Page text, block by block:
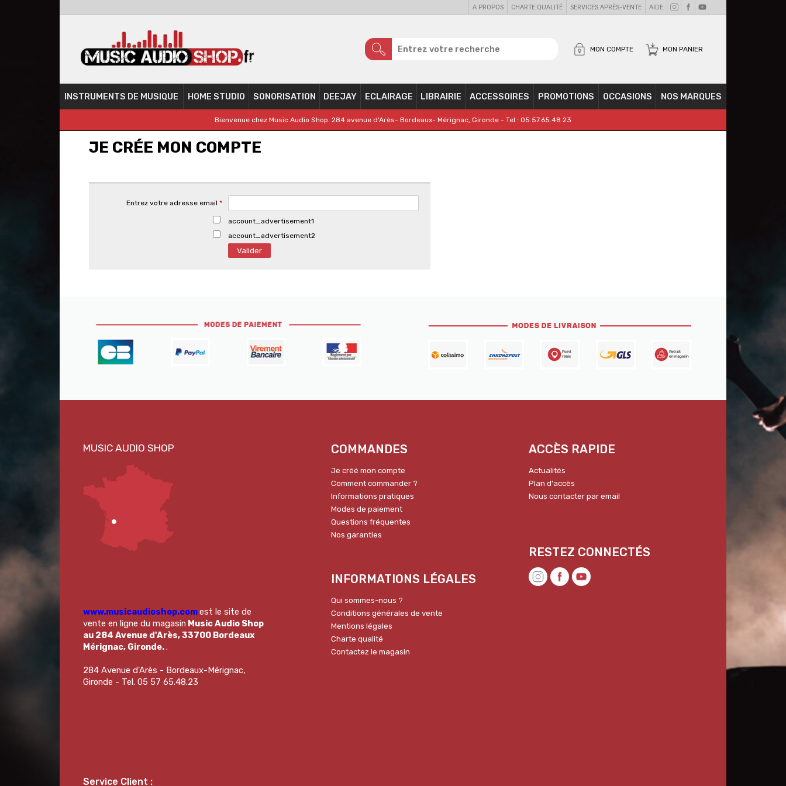
A PROPOS CHARTE QUALITÉ SERVICES APRÈS-VENTE AIDE
MON PANIER
MON COMPTE
INSTRUMENTS DE MUSIQUE HOME STUDIO SONORISATION DEEJAY ECLAIRAGE LIBRAIRIE ACCESSOIRES PROMOTIONS OCCASIONS NOS MARQUES
Bienvenue chez Music Audio Shop. 284 avenue d'Arès- Bordeaux- Mérignac, Gironde - Tel : 05.57.65.48.23
JE CRÉE MON COMPTE
Entrez votre adresse email *
account_advertisement1
account_advertisement2
www.musicaudioshop.comest le site de
vente en ligne du magasin Music Audio Shop
au 284 Avenue d'Arès, 33700 Bordeaux
Mérignac, Gironde..
284 Avenue d'Arès - Bordeaux-Mérignac,
Gironde - Tel. 05 57 65.48.23
COMMANDES
Je créé mon compte
Comment commander ?
Informations pratiques
Modes de paiement
Questions fréquentes
Nos garanties
INFORMATIONS LÉGALES
Qui sommes-nous ?
Conditions générales de vente
Mentions légales
Charte qualité
Contactez le magasin
ACCÈS RAPIDE
Actualités
Plan d'accès
Nous contacter par email